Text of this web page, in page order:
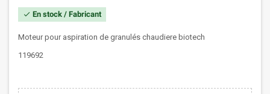
check En stock / Fabricant
Moteur pour aspiration de granulés chaudiere biotech
119692